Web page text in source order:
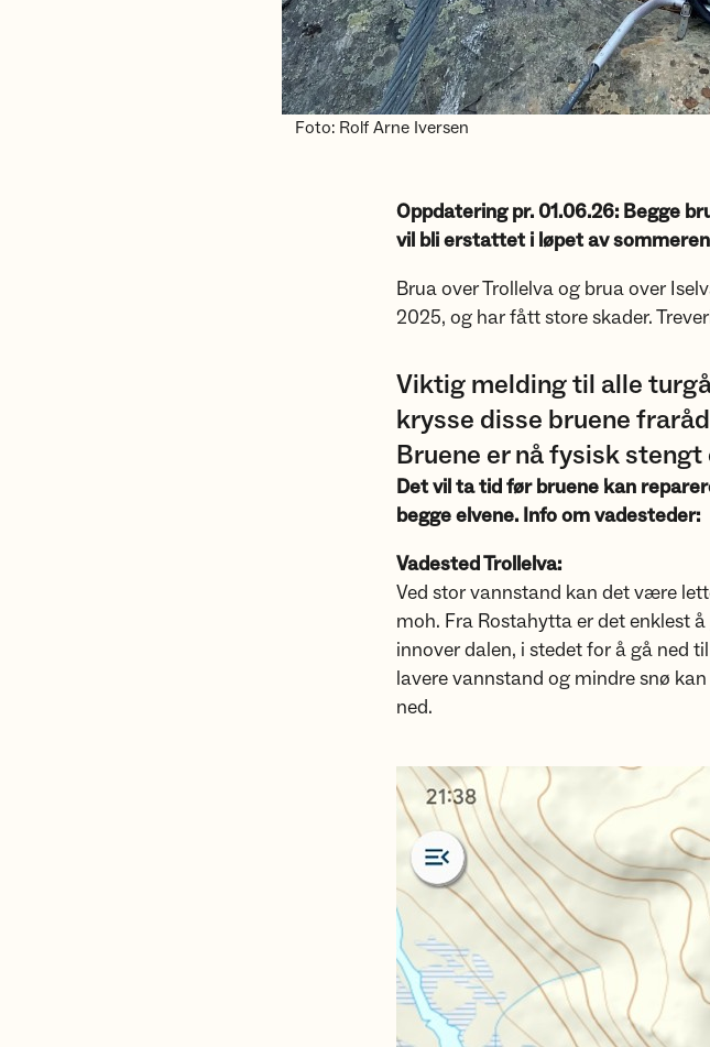
Foto: Rolf Arne Iversen
Oppdatering pr. 01.06.26: Begge
vil bli erstattet i løpet av
Brua over Trollelva og brua over
2025, og har fått store skader.
Viktig melding til alle
krysse disse bruene
Bruene er nå fysisk stengt
Det vil ta tid før bruene kan
begge elvene. Info om vadesteder:
Vadested Trollelva:
Ved stor vannstand kan det være
moh. Fra Rostahytta er det enklest
innover dalen, i stedet for å gå ned
lavere vannstand og mindre snø
ned.